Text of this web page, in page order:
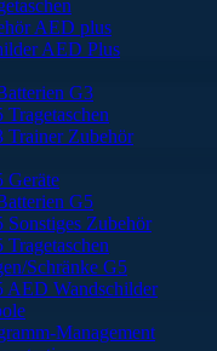
AED plus
AED Plus
G3
Trainer Zubehör
Geräte
G5
Sonstiges Zubehör
Schränke G5
AED Wandschilder
Management